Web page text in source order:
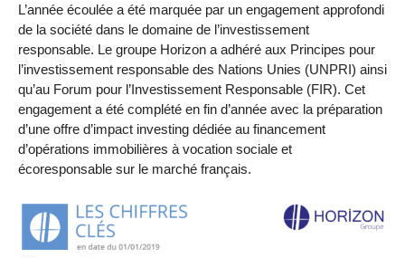
L’année écoulée a été marquée par un engagement approfondi
de la société dans le domaine de l’investissement
responsable. Le groupe Horizon a adhéré aux Principes pour
l’investissement responsable des Nations Unies (UNPRI) ainsi
qu’au Forum pour l’Investissement Responsable (FIR). Cet
engagement a été complété en fin d’année avec la préparation
d’une offre d’impact investing dédiée au financement
d’opérations immobilières à vocation sociale et
écoresponsable sur le marché français.